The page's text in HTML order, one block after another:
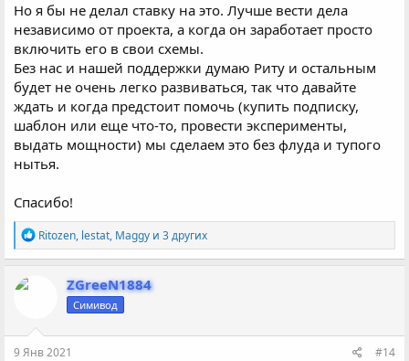
Но я бы не делал ставку на это. Лучше вести дела
независимо от проекта, а когда он заработает просто
включить его в свои схемы.
Без нас и нашей поддержки думаю Риту и остальным
будет не очень легко развиваться, так что давайте
ждать и когда предстоит помочь (купить подписку,
шаблон или еще что-то, провести эксперименты,
выдать мощности) мы сделаем это без флуда и тупого
нытья.
Спасибо!
Р
е
а
:
Ritozen, lestat, Maggy и 3 других
ZGreeN1884
Симивод
9 Янв 2021 #14